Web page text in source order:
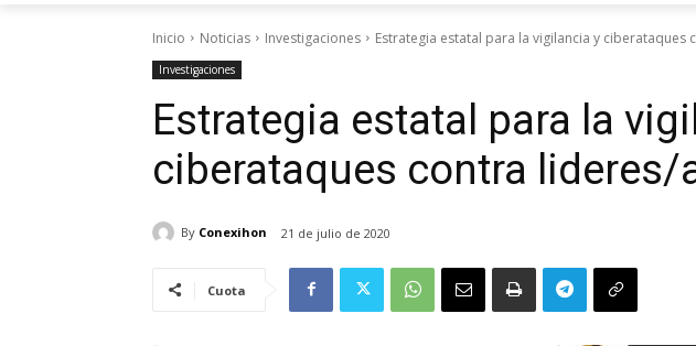
Inicio Noticias Investigaciones Estrategia estatal para la vigilancia y ciberataques
Investigaciones
Estrategia estatal para la
ciberataques contra lideres/
By Conexihon 21 de julio de 2020
Cuota